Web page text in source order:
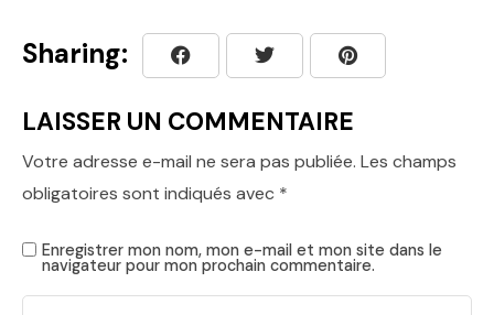
Sharing:
LAISSER UN COMMENTAIRE
Votre adresse e-mail ne sera pas publiée. Les champs
obligatoires sont indiqués avec *
Enregistrer mon nom, mon e-mail et mon site dans le
navigateur pour mon prochain commentaire.